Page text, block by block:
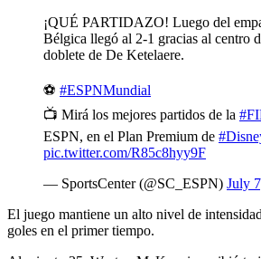
¡QUÉ PARTIDAZO! Luego del
Bélgica llegó al 2-1 gracias al centro
doblete de De Ketelaere.
⚽ #ESPNMundial
📺 Mirá los mejores partidos de la
ESPN, en el Plan Premium de
pic.twitter.com/R85c8hyy9F
— SportsCenter (@SC_ESPN) July
El juego mantiene un alto nivel de
goles en el primer tiempo.